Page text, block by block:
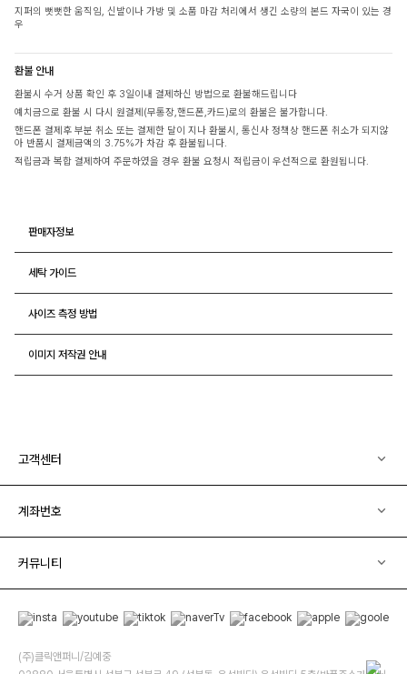
지퍼의 뻣뻣한 움직임, 신발이나 가방 및 소품 마감 처리에서 생긴 소량의 본드 자국이 있는 경
우
환불 안내
환불시 수거 상품 확인 후 3일이내 결제하신 방법으로 환불해드립니다
예치금으로 환불 시 다시 원결제(무통장,핸드폰,카드)로의 환불은 불가합니다.
핸드폰 결제후 부분 취소 또는 결제한 달이 지나 환불시, 통신사 정책상 핸드폰 취소가 되지않
아 반품시 결제금액의 3.75%가 차감 후 환불됩니다.
적립금과 복합 결제하여 주문하였을 경우 환불 요청시 적립금이 우선적으로 환원됩니다.
판매자정보
세탁 가이드
사이즈 측정 방법
이미지 저작권 안내
고객센터
계좌번호
커뮤니티
(주)클릭앤퍼니/김예중